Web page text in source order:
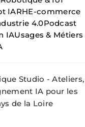
IARHE-commerce
4.0Podcast
IAUsages & Métiers
Studio - Ateliers,
IA pour les
de la Loire